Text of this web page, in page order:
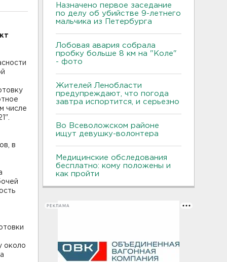
числе
в
около
Назначено первое заседание
по делу об убийстве 9-летнего
мальчика из Петербурга
Лобовая авария собрала
пробку больше 8 км на "Коле"
- фото
Жителей Ленобласти
предупреждают, что погода
завтра испортится, и серьезно
Во Всеволожском районе
ищут девушку-волонтера
Медицинские обследования
бесплатно: кому положены и
как пройти
РЕКЛАМА